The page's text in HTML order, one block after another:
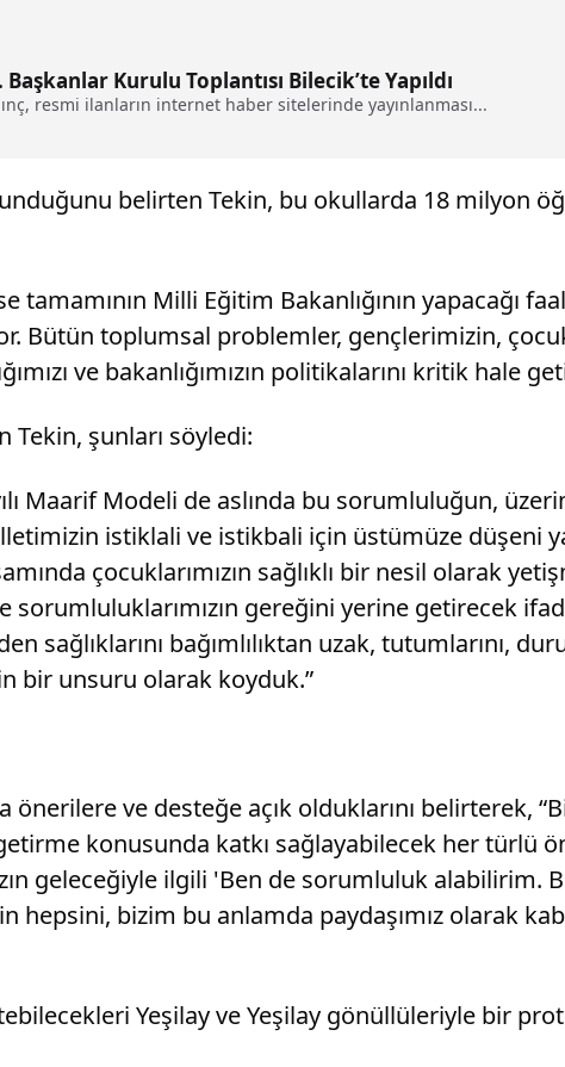
Kurulu Toplantısı Bilecik’te Yapıldı
resmi ilanların internet haber sitelerinde yayınlanması...
belirten Tekin, bu okullarda 18 milyon
Milli Eğitim Bakanlığının yapacağı
Bütün toplumsal problemler, gençlerimizin,
ve bakanlığımızın politikalarını kritik hale
şunları söyledi:
Maarif Modeli de aslında bu sorumluluğun,
istiklali ve istikbali için üstümüze düşeni
çocuklarımızın sağlıklı bir nesil olarak
gereğini yerine getirecek
sağlıklarını bağımlılıktan uzak, tutumlarını,
bir unsuru olarak koyduk.”
ve desteğe açık olduklarını belirterek,
konusunda katkı sağlayabilecek her türlü
geleceğiyle ilgili 'Ben de sorumluluk alabilirim.
bizim bu anlamda paydaşımız olarak
Yeşilay ve Yeşilay gönüllüleriyle bir